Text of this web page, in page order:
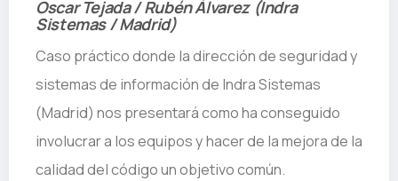
Oscar Tejada / Rubén Álvarez (Indra
Sistemas / Madrid)
Caso práctico donde la dirección de seguridad y
sistemas de información de Indra Sistemas
(Madrid) nos presentará como ha conseguido
involucrar a los equipos y hacer de la mejora de la
calidad del código un objetivo común.